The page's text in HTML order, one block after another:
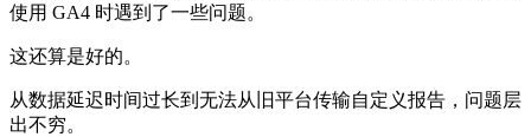
使用 GA4 时遇到了一些问题。
这还算是好的。
从数据延迟时间过长到无法从旧平台传输自定义报告，问题层
出不穷。